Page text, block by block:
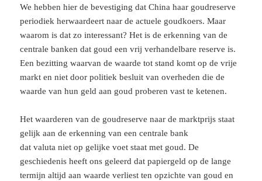
We hebben hier de bevestiging dat China haar goudreserve
periodiek herwaardeert naar de actuele goudkoers. Maar
waarom is dat zo interessant? Het is de erkenning van de
centrale banken dat goud een vrij verhandelbare reserve is.
Een bezitting waarvan de waarde tot stand komt op de vrije
markt en niet door politiek besluit van overheden die de
waarde van hun geld aan goud proberen vast te ketenen.
Het waarderen van de goudreserve naar de marktprijs staat
gelijk aan de erkenning van een centrale bank
dat valuta niet op gelijke voet staat met goud. De
geschiedenis heeft ons geleerd dat papiergeld op de lange
termijn altijd aan waarde verliest ten opzichte van goud en